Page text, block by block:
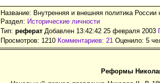
Название: Внутренняя и внешняя политика России
Раздел: Исторические личности
Тип: реферат Добавлен 13:42:42 25 февраля 2003
Просмотров: 1210 Комментариев: 21 Оценило: 5
Реформы